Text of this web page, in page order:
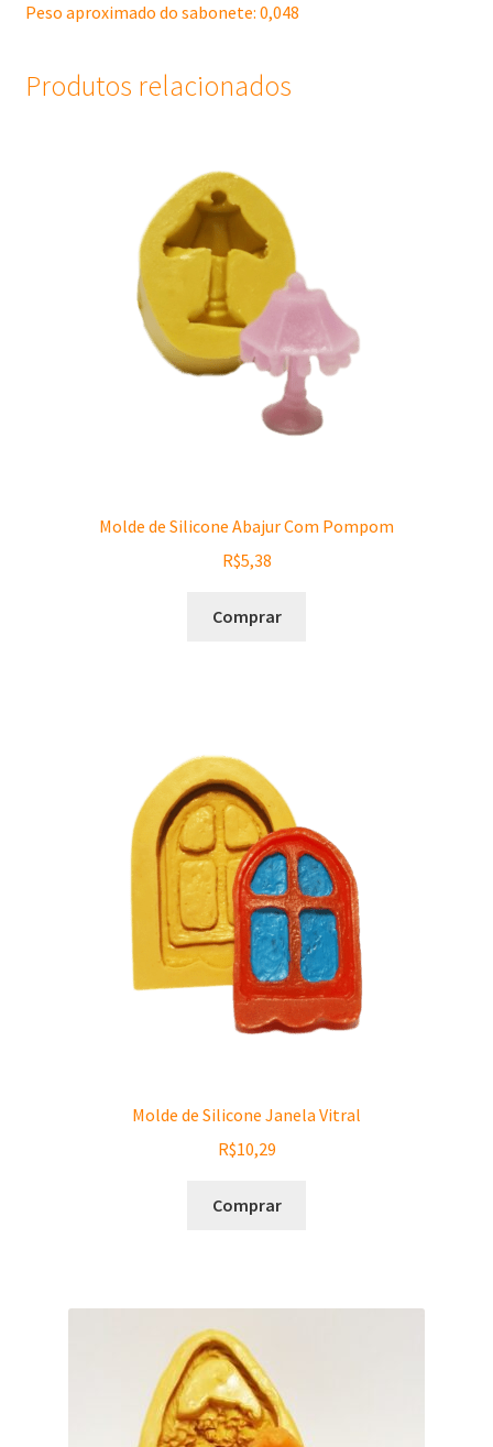
Peso aproximado do sabonete: 0,048
Produtos relacionados
Molde de Silicone Abajur Com Pompom
R$5,38
Comprar
Molde de Silicone Janela Vitral
R$10,29
Comprar